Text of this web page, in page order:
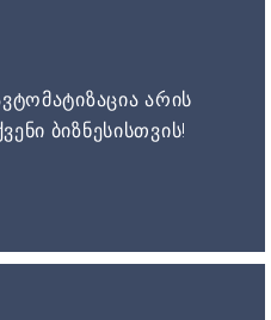
არის
ბიზნესისთვის!